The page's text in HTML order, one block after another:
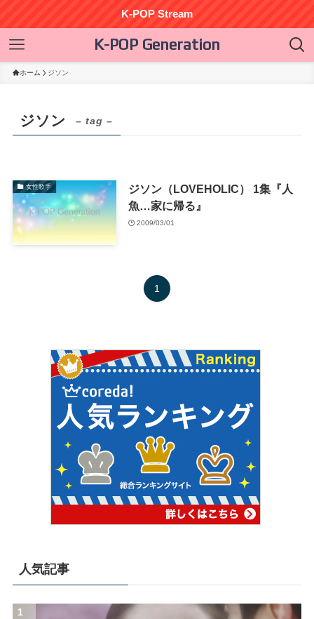
K-POP Stream
K-POP Generation
ホーム ジソン
ジソン – tag –
女性歌手
ジソン（LOVEHOLIC） 1集『人
魚…家に帰る』
2009/03/01
1
人気記事
1